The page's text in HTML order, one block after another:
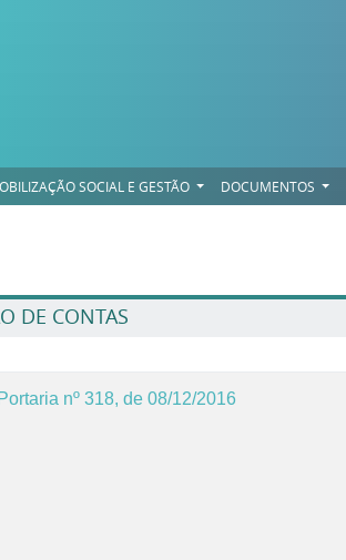
SOCIAL E GESTÃO DOCUMENTOS
DE CONTAS
Portaria nº 318, de 08/12/2016